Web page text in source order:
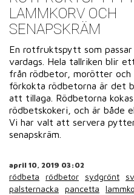
LAMMKORV OCH
SENAPSKRÄM
En rotfruktspytt som
vardags. Hela tallriken blir
från rödbetor, morötter och
förkokta rödbetorna är det
att tillaga. Rödbetorna
rödbetskokeri, och är både
Vi har valt att servera
senapskräm.
april 10, 2019 03:02
rödbeta rödbetor sydgrönt
palsternacka
pancetta